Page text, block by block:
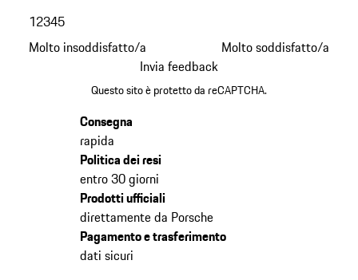
Molto insoddisfatto/a
12345
Molto soddisfatto/a
Invia feedback
Questo sito è protetto da reCAPTCHA.
Consegna
rapida
Politica dei resi
entro 30 giorni
Prodotti ufficiali
direttamente da Porsche
Pagamento e trasferimento
dati sicuri